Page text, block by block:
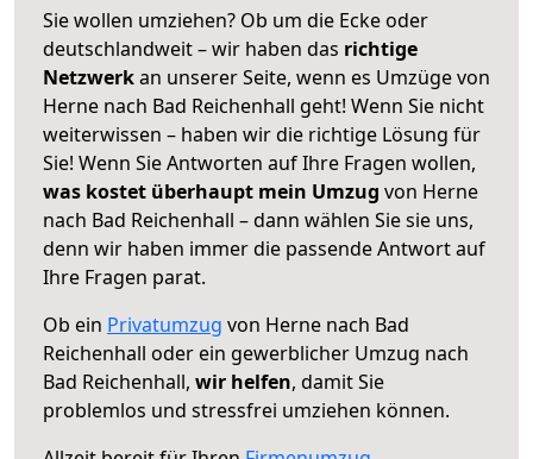
Sie wollen umziehen? Ob um die Ecke oder
deutschlandweit – wir haben das richtige
Netzwerkan unserer Seite, wenn es Umzüge von
Herne nach Bad Reichenhall geht! Wenn Sie nicht
weiterwissen – haben wir die richtige Lösung für
Sie! Wenn Sie Antworten auf Ihre Fragen wollen,
was kostet überhaupt mein Umzug von Herne
nach Bad Reichenhall – dann wählen Sie sie uns,
denn wir haben immer die passende Antwort auf
Ihre Fragen parat.
Ob ein Privatumzug von Herne nach Bad
Reichenhall oder ein gewerblicher Umzug nach
Bad Reichenhall, wir helfen, damit Sie
problemlos und stressfrei umziehen können.